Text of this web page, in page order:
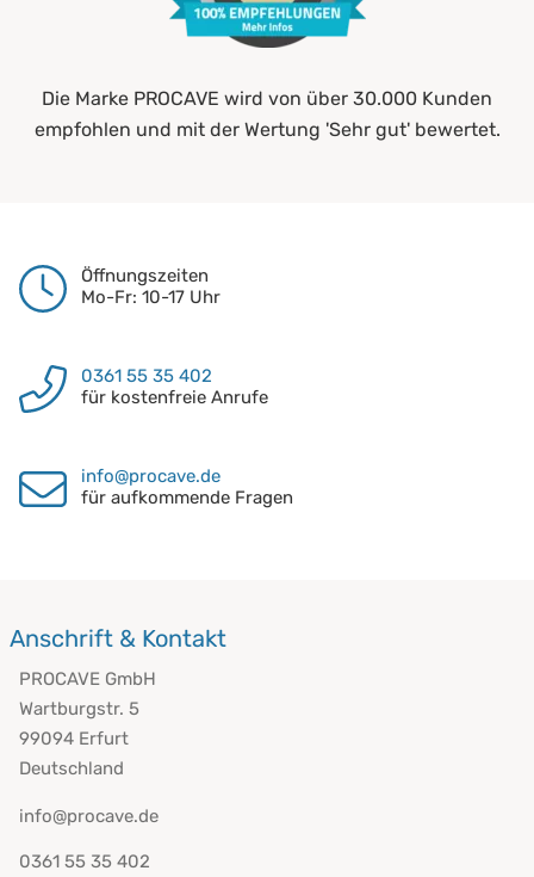
Die Marke PROCAVE wird von über 30.000 Kunden
empfohlen und mit der Wertung 'Sehr gut' bewertet.
Öffnungszeiten
Mo-Fr: 10-17 Uhr
0361 55 35 402
für kostenfreie Anrufe
info@procave.de
für aufkommende Fragen
Anschrift & Kontakt
PROCAVE GmbH
Wartburgstr. 5
99094 Erfurt
Deutschland
info@procave.de
0361 55 35 402